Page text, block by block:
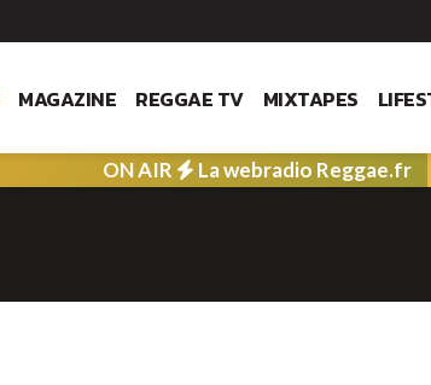
MAGAZINE REGGAE TV MIXTAPES
ON AIR La webradio Reggae.fr